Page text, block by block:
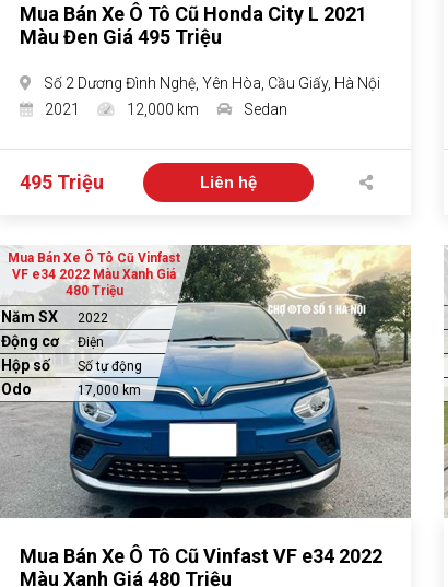
Mua Bán Xe Ô Tô Cũ Honda City L 2021
Màu Đen Giá 495 Triệu
Số 2 Dương Đình Nghệ, Yên Hòa, Cầu Giấy, Hà Nội
2021
12,000 km Sedan
495 Triệu Liên hệ
Mua Bán Xe Ô Tô Cũ Vinfast
VF e34 2022 Màu Xanh Giá
480 Triệu
Năm SX 2022
Động cơ Điện
Hộp số Số tự động
Odo 17,000 km
Mua Bán Xe Ô Tô Cũ Vinfast VF e34 2022
Màu Xanh Giá 480 Triệu